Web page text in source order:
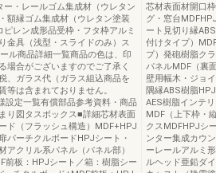
・レールゴム集成材（ウレタン
額縁ゴム集成材（ウレタン塗装
レン成形品受枠・フタ枠アルミ
金具（浅型・スライドのみ）ス
ル商品詳細一覧商品の色は、印
場合がございますのでご了承く
、ガラス代（ガラス組込商品を
等は含まれておりません。
設定一覧有償部品参考資料・商品
り図タスボックス■詳細芯材表面
ド（フラッシュ構造）MDF+HPJ
パーチクルボードHPJシート・
アクリル系パネル（パネル部）
前板：HPJシート／箱：樹脂シー
芯材表面材開口
グ・窓台
ート見切り縁
付けタイプ）
プ）発砲樹脂ク
パネルMDF（裏
壁用幅木・ジョ
隅縁ABS樹脂
AES樹脂インテ
MDF（上下枠・
クスMDFHPJシ
ンター集成カウ
ーレールアルミ
ルヘッド亜鉛ダ